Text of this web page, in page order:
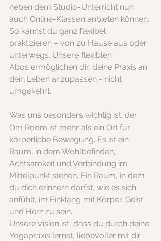
neben dem Studio-Unterricht nun
auch Online-Klassen anbieten können.
So kannst du ganz flexibel
praktizieren – von zu Hause aus oder
unterwegs. Unsere flexiblen
Abos ermöglichen dir, deine Praxis an
dein Leben anzupassen - nicht
umgekehrt.
Was uns besonders wichtig ist: der
Om Room ist mehr als ein Ort für
körperliche Bewegung. Es ist ein
Raum, in dem Wohlbefinden,
Achtsamkeit und Verbindung im
Mittelpunkt stehen. Ein Raum, in dem
du dich erinnern darfst, wie es sich
anfühlt, im Einklang mit Körper, Geist
und Herz zu sein.
Unsere Vision ist, dass du durch deine
Yogapraxis lernst, liebevoller mit dir